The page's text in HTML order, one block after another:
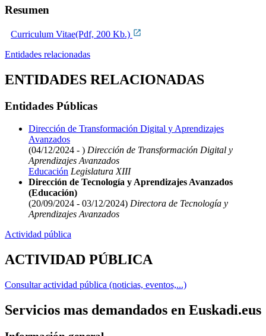
Resumen
Curriculum Vitae(Pdf, 200 Kb.)
Entidades relacionadas
ENTIDADES RELACIONADAS
Entidades Públicas
Dirección de Transformación Digital y Aprendizajes
Avanzados
(04/12/2024 - ) Dirección de Transformación Digital y
Aprendizajes Avanzados
Educación Legislatura XIII
Dirección de Tecnología y Aprendizajes Avanzados
(Educación)
(20/09/2024 - 03/12/2024) Directora de Tecnología y
Aprendizajes Avanzados
Actividad pública
ACTIVIDAD PÚBLICA
Consultar actividad pública (noticias, eventos,...)
Servicios mas demandados en Euskadi.eus